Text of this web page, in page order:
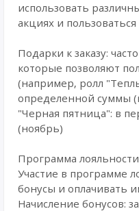
использовать
акциях и
Подарки к заказу:
которые позволяют
(например, ролл
определенной суммы
"Черная пятница": в
(ноябрь)
Программа
Участие в программе
бонусы и оплачивать
Начисление бонусов: